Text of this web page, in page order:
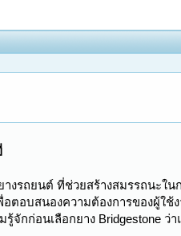
ถยนต์ ที่ช่วยสร้างสมรรถนะใน
อบสนองความต้องการของผู้ใ
จักก่อนเลือกยาง Bridgestone